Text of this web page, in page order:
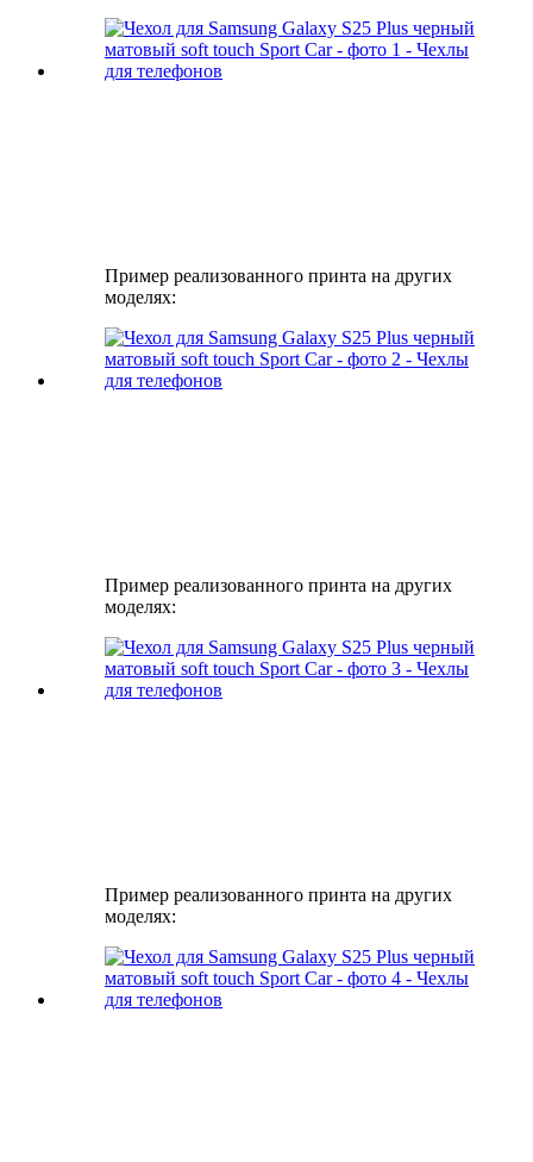
Пример реализованного принта на других
моделях:
Пример реализованного принта на других
моделях:
Пример реализованного принта на других
моделях: